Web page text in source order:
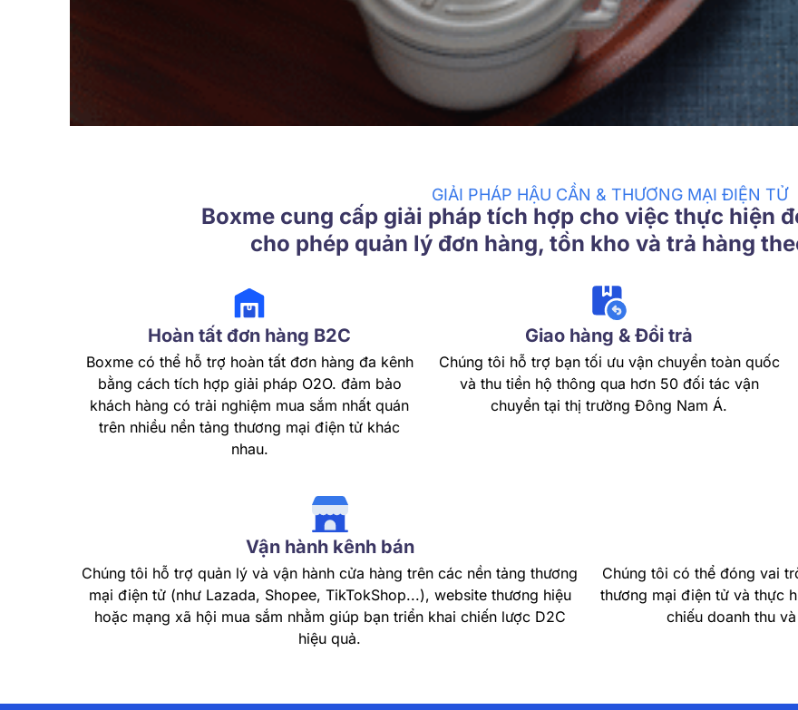
GIẢI PHÁP HẬU CẦN & THƯƠNG MẠI ĐIỆN TỬ
Boxme cung cấp giải pháp tích hợp cho việc thực hiện
cho phép quản lý đơn hàng, tồn kho và trả hàng
Hoàn tất đơn hàng B2C
Boxme có thể hỗ trợ hoàn tất đơn hàng đa kênh
bằng cách tích hợp giải pháp O2O. đảm bảo
khách hàng có trải nghiệm mua sắm nhất quán
trên nhiều nền tảng thương mại điện tử khác
nhau.
Giao hàng & Đổi trả
Chúng tôi hỗ trợ bạn tối ưu vận chuyển toàn quốc
và thu tiền hộ thông qua hơn 50 đối tác vận
chuyển tại thị trường Đông Nam Á.
Vận hành kênh bán
Chúng tôi hỗ trợ quản lý và vận hành cửa hàng trên các nền tảng thương
mại điện tử (như Lazada, Shopee, TikTokShop...), website thương hiệu
hoặc mạng xã hội mua sắm nhằm giúp bạn triển khai chiến lược D2C
hiệu quả.
Chúng tôi có thể đóng vai
thương mại điện tử và thực
chiếu doanh thu